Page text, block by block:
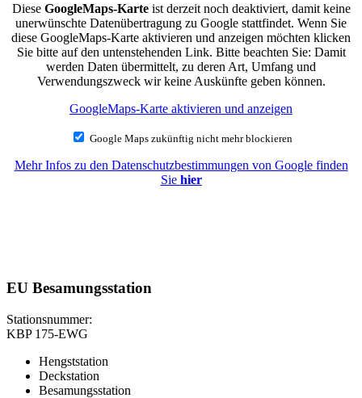
Diese GoogleMaps-Karteist derzeit noch deaktiviert, damit keine
unerwünschte Datenübertragung zu Google stattfindet. Wenn Sie
diese GoogleMaps-Karte aktivieren und anzeigen möchten klicken
Sie bitte auf den untenstehenden Link. Bitte beachten Sie: Damit
werden Daten übermittelt, zu deren Art, Umfang und
Verwendungszweck wir keine Auskünfte geben können.
GoogleMaps-Karte aktivieren und anzeigen
Google Maps zukünftig nicht mehr blockieren
Mehr Infos zu den Datenschutzbestimmungen von Google finden
Sie hier
EU Besamungsstation
Stationsnummer:
KBP 175-EWG
Hengststation
Deckstation
Besamungsstation